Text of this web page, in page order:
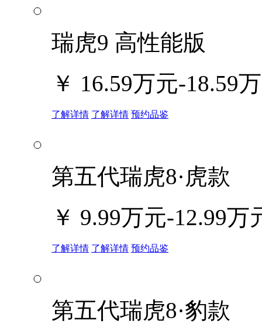
瑞虎9 高性能版
￥ 16.59万元-18.59
了解详情 了解详情 预约品鉴
第五代瑞虎8·虎款
￥ 9.99万元-12.99万
了解详情 了解详情 预约品鉴
第五代瑞虎8·豹款